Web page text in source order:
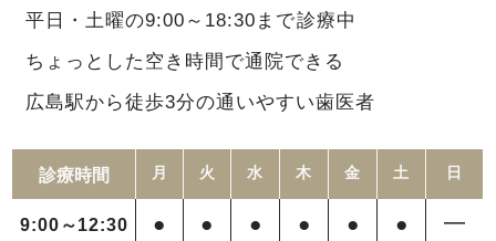
平日・土曜の9:00～18:30まで診療中
ちょっとした空き時間で通院できる
広島駅から徒歩3分の通いやすい歯医者
診療時間 月 火 水 木 金 土 日
9:00～12:30 ● ● ● ● ● ● ━